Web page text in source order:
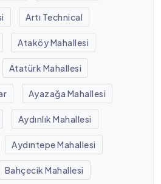
Artı Technical
Ataköy Mahallesi
Atatürk Mahallesi
Ayazağa Mahallesi
Aydınlık Mahallesi
Aydıntepe Mahallesi
Bahçecik Mahallesi